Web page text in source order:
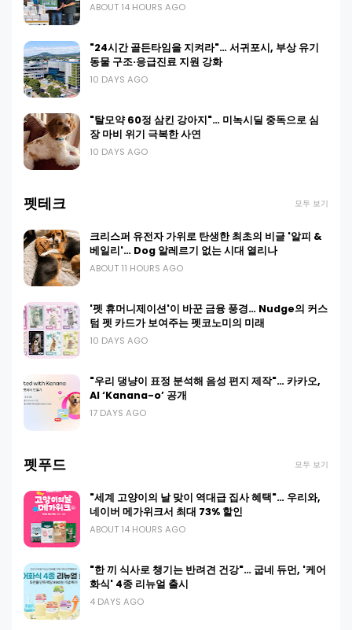
ABOUT 14 HOURS AGO
"24시간 골든타임을 지켜라"… 서귀포시, 부상 유기
동물 구조·응급진료 지원 강화
10 DAYS AGO
"탈모약 60정 삼킨 강아지"… 미녹시딜 중독으로 심
장 마비 위기 극복한 사연
10 DAYS AGO
펫테크 모두 보기
크리스퍼 유전자 가위로 탄생한 최초의 비글 '알피 &
베일리'… Dog 알레르기 없는 시대 열리나
ABOUT 11 HOURS AGO
'펫 휴머니제이션'이 바꾼 금융 풍경… Nudge의 커스
텀 펫 카드가 보여주는 펫코노미의 미래
10 DAYS AGO
"우리 댕냥이 표정 분석해 음성 편지 제작"… 카카오,
AI ‘Kanana-o’ 공개
17 DAYS AGO
펫푸드 모두 보기
"세계 고양이의 날 맞이 역대급 집사 혜택"… 우리와,
네이버 메가위크서 최대 73% 할인
ABOUT 14 HOURS AGO
"한 끼 식사로 챙기는 반려견 건강"… 굽네 듀먼, '케어
화식' 4종 리뉴얼 출시
4 DAYS AGO